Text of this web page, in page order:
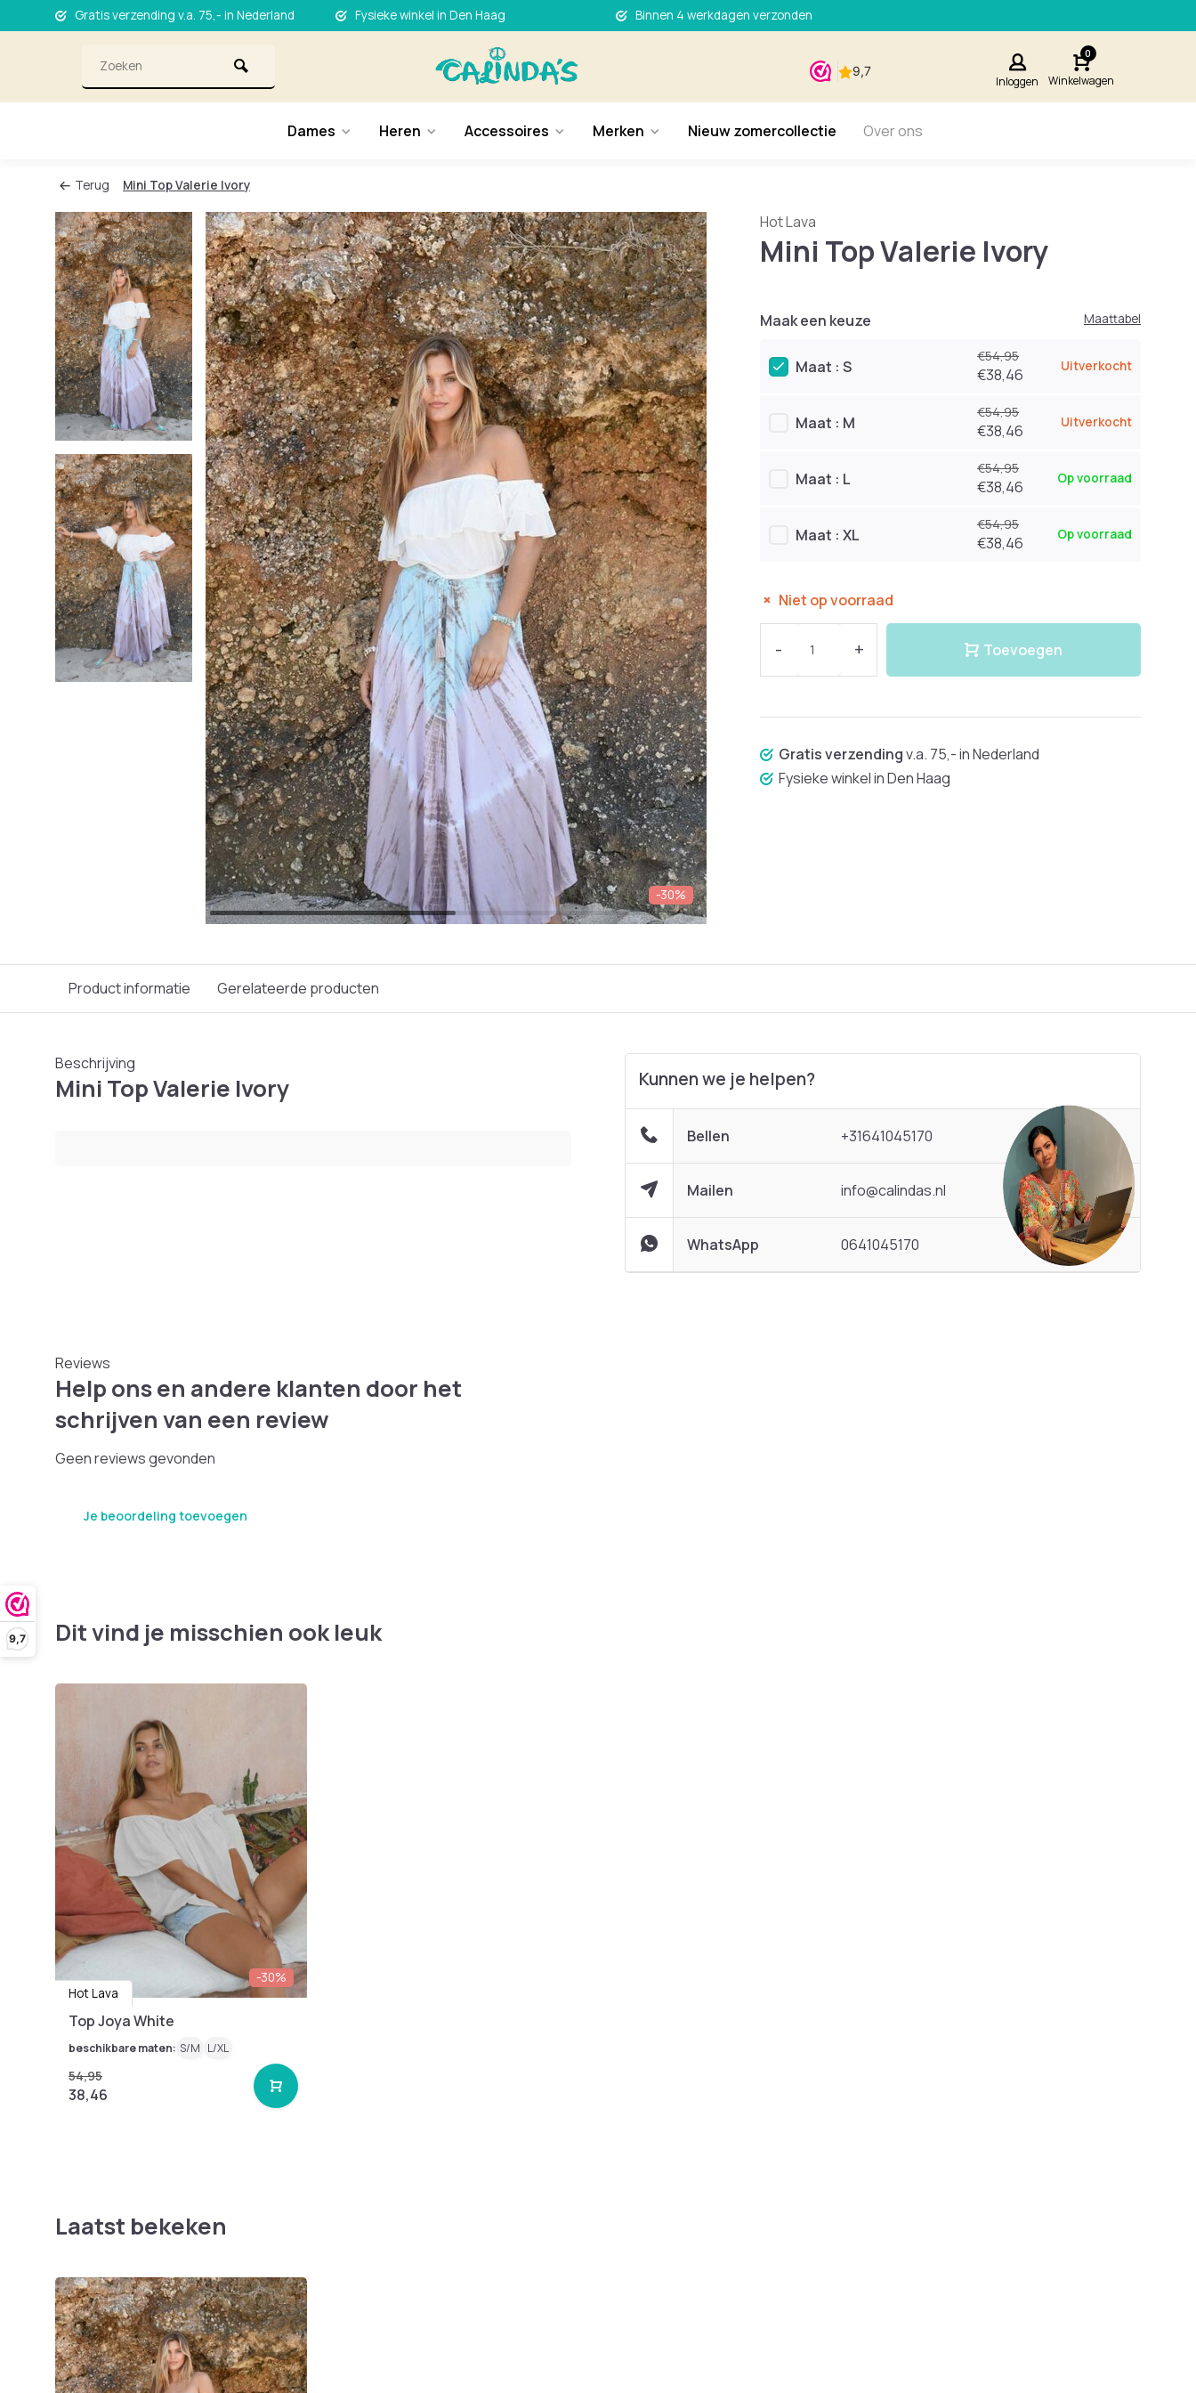
9,7
Gratis verzending v.a. 75,- in Nederland Fysieke winkel in Den Haag Binnen 4 werkdagen verzonden
Inloggen
0
Winkelwagen
Dames Heren Accessoires Merken Nieuw zomercollectie Over ons
Terug Mini Top Valerie Ivory
-30%
Hot Lava
Mini Top Valerie Ivory
Maak een keuze
Maat : S
€54,95
€38,46 Uitverkocht
Maat : M
€54,95
€38,46 Uitverkocht
Maat : L
€54,95
€38,46 Op voorraad
Maat : XL
€54,95
€38,46 Op voorraad
Maattabel
Niet op voorraad
- + Toevoegen
Gratis verzendingv.a. 75,- in Nederland
Fysieke winkel in Den Haag
Product informatie Gerelateerde producten
Beschrijving
Mini Top Valerie Ivory Kunnen we je helpen?
Bellen +31641045170
Mailen info@calindas.nl
WhatsApp 0641045170
Reviews
Help ons en andere klanten door het
schrijven van een review
Geen reviews gevonden
Je beoordeling toevoegen
Dit vind je misschien ook leuk
-30%
Hot Lava
Top Joya White
beschikbare maten: S/M L/XL
54,95
38,46
Laatst bekeken